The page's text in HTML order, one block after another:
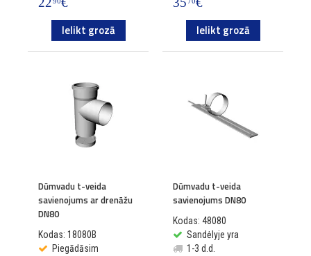
Ielikt grozā Ielikt grozā
Dūmvadu t-veida
savienojums ar drenāžu
DN80
Kodas: 18080B
Piegādāsim
Dūmvadu t-veida
savienojums DN80
Kodas: 48080
Sandėlyje yra
1-3 d.d.